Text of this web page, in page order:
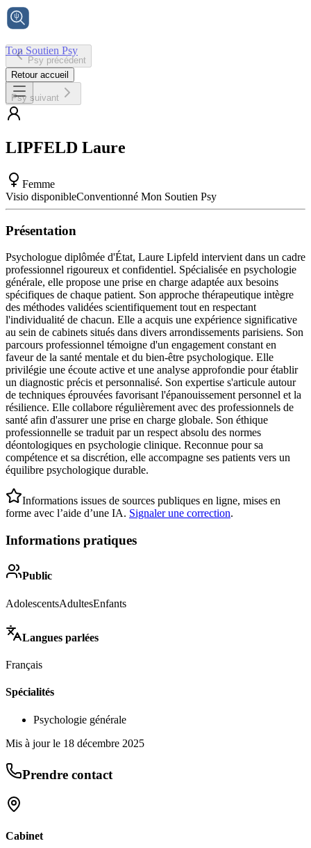
Ton Soutien Psy
Accueil
Psy précédent
Retour accueil
Psy suivant
LIPFELD Laure
Femme
Visio disponibleConventionné Mon Soutien Psy
Présentation
Psychologue diplômée d'État, Laure Lipfeld intervient dans un cadre
professionnel rigoureux et confidentiel. Spécialisée en psychologie
générale, elle propose une prise en charge adaptée aux besoins
spécifiques de chaque patient. Son approche thérapeutique intègre
des méthodes validées scientifiquement tout en respectant
l'individualité de chacun. Elle a acquis une expérience significative
au sein de cabinets situés dans divers arrondissements parisiens. Son
parcours professionnel témoigne d'un engagement constant en
faveur de la santé mentale et du bien-être psychologique. Elle
privilégie une écoute active et une analyse approfondie pour établir
un diagnostic précis et personnalisé. Son expertise s'articule autour
de techniques éprouvées favorisant l'épanouissement personnel et la
résilience. Elle collabore régulièrement avec des professionnels de
santé afin d'assurer une prise en charge globale. Son éthique
professionnelle se traduit par un respect absolu des normes
déontologiques en psychologie clinique. Reconnue pour sa
compétence et sa discrétion, elle accompagne ses patients vers un
équilibre psychologique durable.
Informations issues de sources publiques en ligne, mises en
forme avec l’aide d’une IA. Signaler une correction.
Informations pratiques
Public
AdolescentsAdultesEnfants
Langues parlées
Français
Spécialités
Psychologie générale
Mis à jour le 18 décembre 2025
Prendre contact
Cabinet